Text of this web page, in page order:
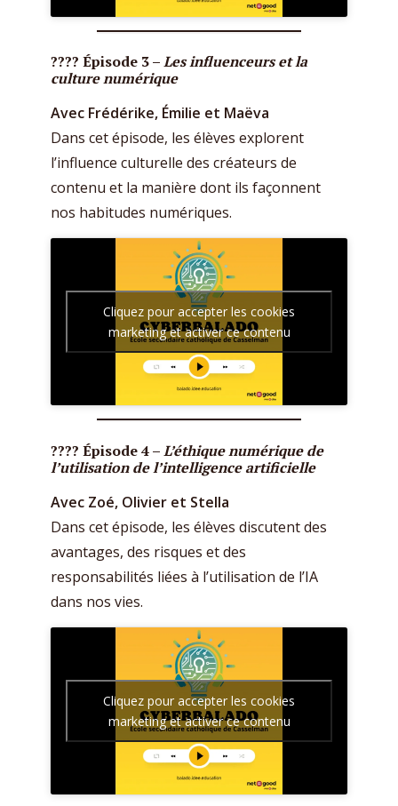
???? Épisode 3 –Les influenceurs et la
culture numérique
Avec Frédérike, Émilie et Maëva
Dans cet épisode, les élèves explorent
l’influence culturelle des créateurs de
contenu et la manière dont ils façonnent
nos habitudes numériques.
Cliquez pour accepter les cookies
marketing et activer ce contenu
???? Épisode 4 –L’éthique numérique de
l’utilisation de l’intelligence artificielle
Avec Zoé, Olivier et Stella
Dans cet épisode, les élèves discutent des
avantages, des risques et des
responsabilités liées à l’utilisation de l’IA
dans nos vies.
Cliquez pour accepter les cookies
marketing et activer ce contenu